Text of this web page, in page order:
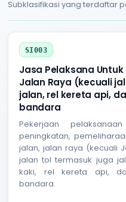
Subklasifikasi yang terdaftar
SI003
Jasa Pelaksana
Jalan Raya (kecuali
jalan, rel kereta api,
bandara
Pekerjaan
peningkatan,
jalan, jalan raya (kecuali
jalan tol termasuk juga
kaki, rel kereta api,
bandara.